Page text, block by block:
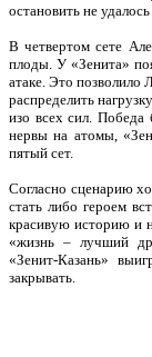
остановить не
В четвертом сете
плоды. У «Зенита»
атаке. Это позволило
распределить
изо всех сил.
нервы на атомы,
пятый сет.
Согласно сценарию
стать либо героем
красивую историю и
«жизнь – лучший
«Зенит-Казань»
закрывать.